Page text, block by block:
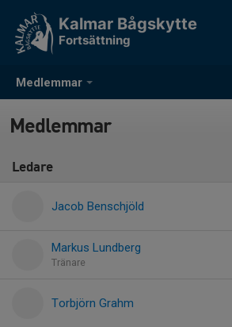
Medlemmar
Kalmar Bågskytte
Fortsättning
Medlemmar
Ledare
Jacob Benschjöld
Markus Lundberg
Tränare
Torbjörn Grahm